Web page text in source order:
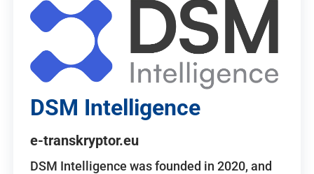
DSM Intelligence
e-transkryptor.eu
DSM Intelligence was founded in 2020, and